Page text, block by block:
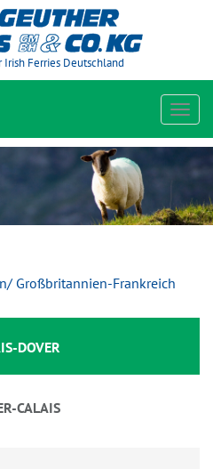
Ferries Deutschland
Großbritannien-Frankreich
DOVER
CALAIS